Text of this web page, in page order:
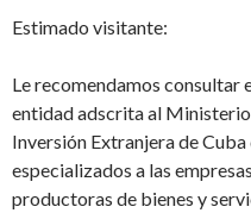
Estimado visitante:
Le recomendamos consultar
entidad adscrita al
Inversión Extranjera de
especializados a las
productoras de bienes y